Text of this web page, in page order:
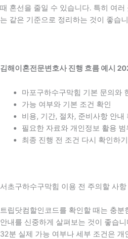
때 혼선을 줄일 수 있습니다. 특히 여
는 같은 기준으로 정리하는 것이 좋습
김해이혼전문변호사 진행 흐름 예시
마포구하수구막힘 기본 문의와
가능 여부와 기본 조건 확인
비용, 기간, 절차, 준비사항 안내
필요한 자료와 개인정보 활용 범
최종 진행 전 조건 다시 확인하기
서초구하수구막힘 이용 전 주의할 사
트립닷컴할인코드를 확인할 때는 충
안내를 신중하게 살펴보는 것이 좋습
32분 실제 가능 여부나 세부 조건은 개